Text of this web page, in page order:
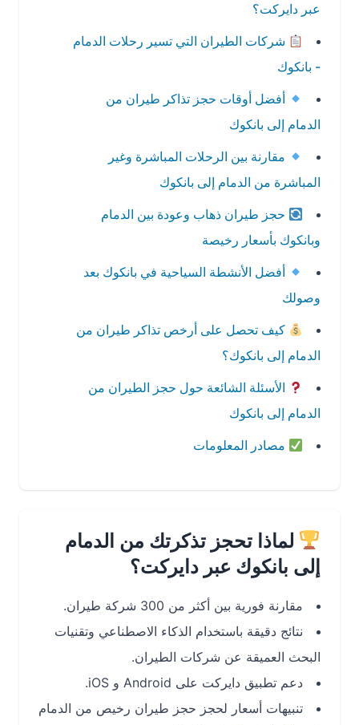
عبر دايركت؟
شركات الطيران التي تسير رحلات الدمام
- بانكوك
أفضل أوقات حجز تذاكر طيران من
الدمام إلى بانكوك
مقارنة بين الرحلات المباشرة وغير
المباشرة من الدمام إلى بانكوك
حجز طيران ذهاب وعودة بين الدمام
وبانكوك بأسعار رخيصة
أفضل الأنشطة السياحية في بانكوك بعد
وصولك
كيف تحصل على أرخص تذاكر طيران من
الدمام إلى بانكوك؟
الأسئلة الشائعة حول حجز الطيران من
الدمام إلى بانكوك
مصادر المعلومات
لماذا تحجز تذكرتك من الدمام
إلى بانكوك عبر دايركت؟
مقارنة فورية بين أكثر من 300 شركة طيران.
نتائج دقيقة باستخدام الذكاء الاصطناعي وتقنيات
البحث العميقة عن شركات الطيران.
دعم تطبيق دايركت على Android و iOS.
تنبيهات أسعار لحجز حجز طيران رخيص من الدمام